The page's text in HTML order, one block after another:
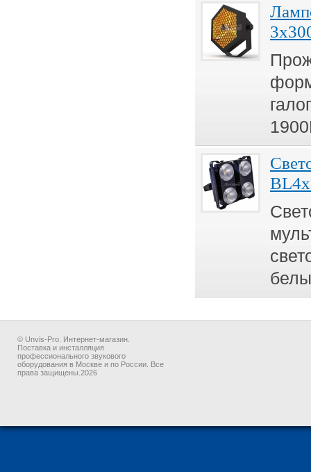
© Unvis-Pro. Интернет-магазин.
Поставка и инсталляция
профессионального звукового
оборудования в Москве и по России. Все
права защищены.2026